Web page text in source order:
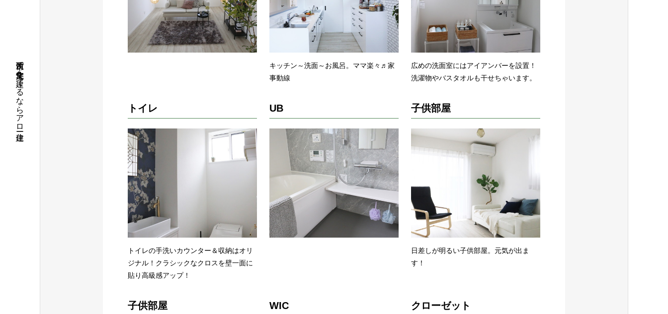
筑西市で注文住宅を建てるならアロー住建
キッチン～洗面～お風呂。ママ楽々♬家
事動線
広めの洗面室にはアイアンバーを設置！
洗濯物やバスタオルも干せちゃいます。
トイレ
トイレの手洗いカウンター＆収納はオリ
ジナル！クラシックなクロスを壁一面に
貼り高級感アップ！
UB 子供部屋
日差しが明るい子供部屋。元気が出ま
す！
子供部屋 WIC クローゼット